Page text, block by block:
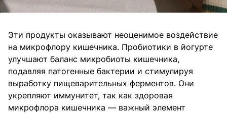
Эти продукты оказывают неоценимое воздействие
на микрофлору кишечника. Пробиотики в йогурте
улучшают баланс микробиоты кишечника,
подавляя патогенные бактерии и стимулируя
выработку пищеварительных ферментов. Они
укрепляют иммунитет, так как здоровая
микрофлора кишечника — важный элемент